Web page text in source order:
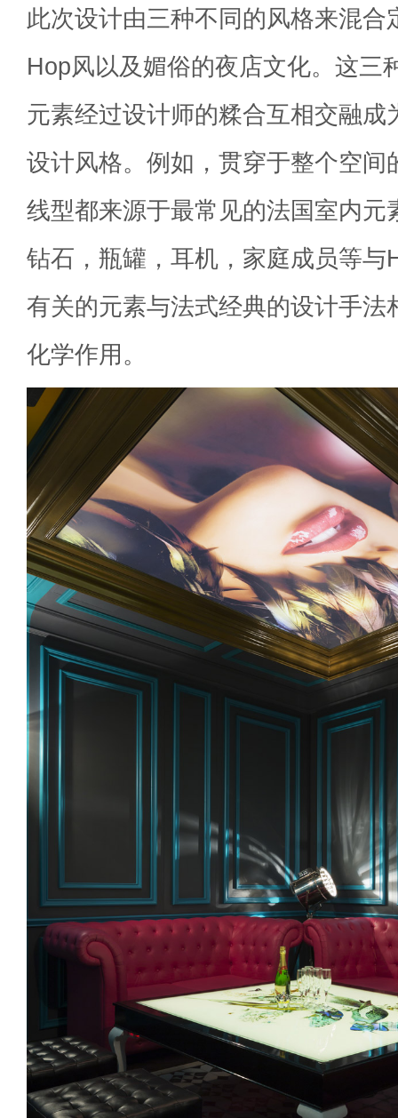
此次设计由三种不同的风格来混合
Hop风以及媚俗的夜店文化。这三
元素经过设计师的糅合互相交融成
设计风格。例如，贯穿于整个空间
线型都来源于最常见的法国室内元
钻石，瓶罐，耳机，家庭成员等与
有关的元素与法式经典的设计手法
化学作用。